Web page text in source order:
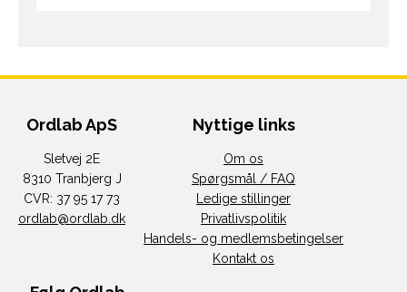
Ordlab ApS
Sletvej 2E
8310 Tranbjerg J
CVR: 37 95 17 73
ordlab@ordlab.dk
Nyttige links
Om os
Spørgsmål / FAQ
Ledige stillinger
Privatlivspolitik
Handels- og medlemsbetingelser
Kontakt os